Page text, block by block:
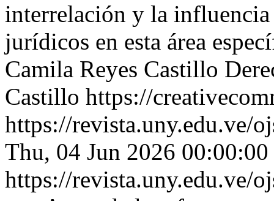
interrelación y la influencia
jurídicos en esta área
Camila Reyes Castillo
Castillo https://
https://revista.uny.edu.ve/
Thu, 04 Jun 2026
https://revista.uny.edu.ve/